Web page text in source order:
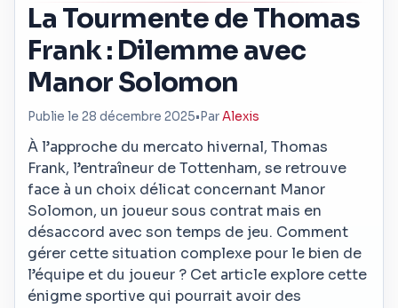
La Tourmente de Thomas
Frank : Dilemme avec
Manor Solomon
Publie le 28 décembre 2025• ParAlexis
À l’approche du mercato hivernal, Thomas
Frank, l’entraîneur de Tottenham, se retrouve
face à un choix délicat concernant Manor
Solomon, un joueur sous contrat mais en
désaccord avec son temps de jeu. Comment
gérer cette situation complexe pour le bien de
l’équipe et du joueur ? Cet article explore cette
énigme sportive qui pourrait avoir des